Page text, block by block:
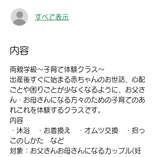
すべて表示
内容
両親学級～子育て体験クラス～
出産後すぐに始まる赤ちゃんのお世話、心配
ごとや困りごとが少なくなるように、お父さ
ん・お母さんになる方々のための子育てのあ
れこれを体験するクラスです。
内容
・沐浴　・お着換え　・オムツ交換　・抱っ
このしかた　など
対象：お父さんお母さんになるカップル(妊